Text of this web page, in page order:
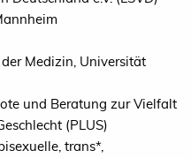
Medizin, Universität
und Beratung zur Vielfalt
(PLUS)
trans*,